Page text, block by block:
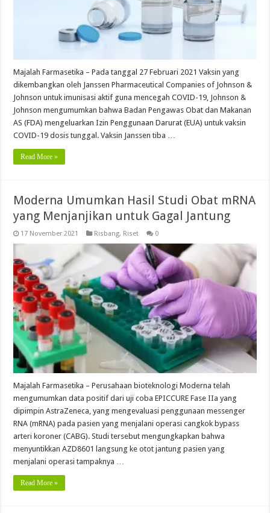
Majalah Farmasetika – Pada tanggal 27 Februari 2021 Vaksin yang
dikembangkan oleh Janssen Pharmaceutical Companies of Johnson &
Johnson untuk imunisasi aktif guna mencegah COVID-19, Johnson &
Johnson mengumumkan bahwa Badan Pengawas Obat dan Makanan
AS (FDA) mengeluarkan Izin Penggunaan Darurat (EUA) untuk vaksin
COVID-19 dosis tunggal. Vaksin Janssen tiba …
Read More »
Moderna Umumkan Hasil Studi Obat mRNA
yang Menjanjikan untuk Gagal Jantung
17 November 2021 Risbang, Riset 0
Majalah Farmasetika – Perusahaan bioteknologi Moderna telah
mengumumkan data positif dari uji coba EPICCURE Fase IIa yang
dipimpin AstraZeneca, yang mengevaluasi penggunaan messenger
RNA (mRNA) pada pasien yang menjalani operasi cangkok bypass
arteri koroner (CABG). Studi tersebut mengungkapkan bahwa
menyuntikkan AZD8601 langsung ke otot jantung pasien yang
menjalani operasi tampaknya …
Read More »